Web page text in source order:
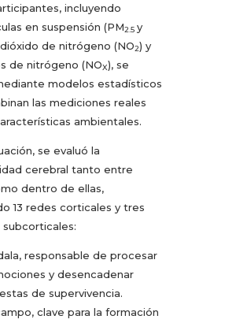
incluyendo
en suspensión (PM2.5 y
de nitrógeno (NO2) y
de nitrógeno (NOX), se
modelos estadísticos
las mediciones reales
ambientales.
se evaluó la
cerebral tanto entre
dentro de ellas,
13 redes corticales y tres
responsable de procesar
y desencadenar
de supervivencia.
clave para la formación